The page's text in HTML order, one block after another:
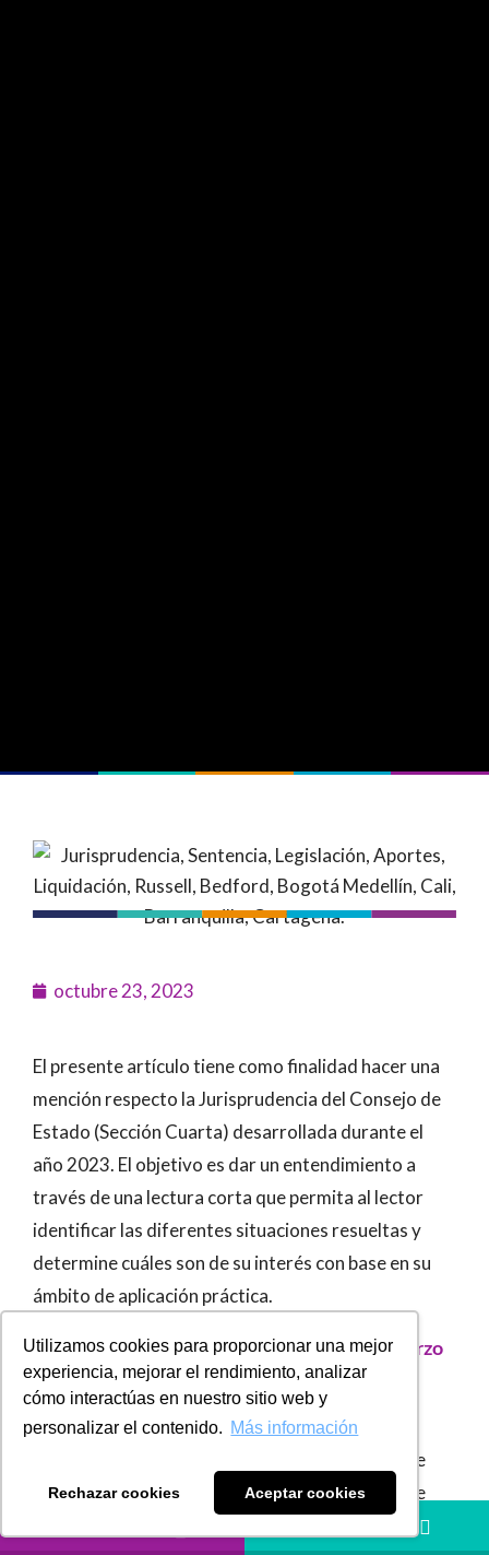
Utilizamos cookies para proporcionar una mejor
experiencia, mejorar el rendimiento, analizar
cómo interactúas en nuestro sitio web y
personalizar el contenido. Más información
Rechazar cookies Aceptar cookies
octubre 23, 2023
El presente artículo tiene como finalidad hacer una
mención respecto la Jurisprudencia del Consejo de
Estado (Sección Cuarta) desarrollada durante el
año 2023. El objetivo es dar un entendimiento a
través de una lectura corta que permita al lector
identificar las diferentes situaciones resueltas y
determine cuáles son de su interés con base en su
ámbito de aplicación práctica.
Sentencia de Unificación 24724 del 24 de marzo
de 2022:
La Sección Cuarta unificó la jurisprudencia en
relación con la conformación del ingreso base de
cotización (IBC) sobre el que las cooperativas de
trabajo asociado deben liquidar y pagar los aportes
HÁBLANOS